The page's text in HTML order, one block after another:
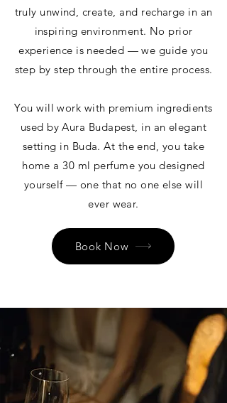
truly unwind, create, and recharge in an
inspiring environment. No prior
experience is needed — we guide you
step by step through the entire process.
You will work with premium ingredients
used by Aura Budapest, in an elegant
setting in Buda. At the end, you take
home a 30 ml perfume you designed
yourself — one that no one else will
ever wear.
Book Now